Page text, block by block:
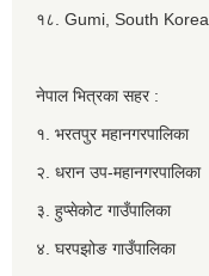
१८. Gumi, South Korea
नेपाल भित्रका सहर :
१. भरतपुर महानगरपालिका
२. धरान उप-महानगरपालिका
३. हुप्सेकोट गाउँपालिका
४. घरपझोङ गाउँपालिका